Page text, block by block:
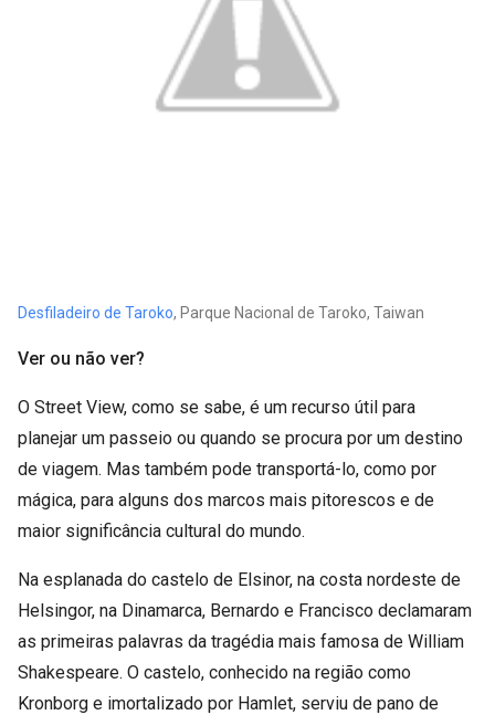
Desfiladeiro de Taroko, Parque Nacional de Taroko, Taiwan
Ver ou não ver?
O Street View, como se sabe, é um recurso útil para
planejar um passeio ou quando se procura por um destino
de viagem. Mas também pode transportá-lo, como por
mágica, para alguns dos marcos mais pitorescos e de
maior significância cultural do mundo.
Na esplanada do castelo de Elsinor, na costa nordeste de
Helsingor, na Dinamarca, Bernardo e Francisco declamaram
as primeiras palavras da tragédia mais famosa de William
Shakespeare. O castelo, conhecido na região como
Kronborg e imortalizado por Hamlet, serviu de pano de